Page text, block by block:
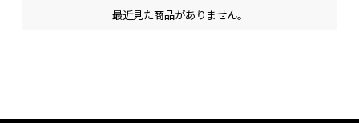
最近見た商品がありません。